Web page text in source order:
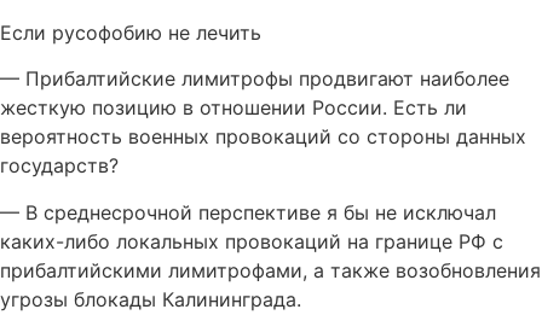
Если русофобию не лечить
— Прибалтийские лимитрофы продвигают наиболее
жесткую позицию в отношении России. Есть ли
вероятность военных провокаций со стороны данных
государств?
— В среднесрочной перспективе я бы не исключал
каких-либо локальных провокаций на границе РФ с
прибалтийскими лимитрофами, а также возобновления
угрозы блокады Калининграда.